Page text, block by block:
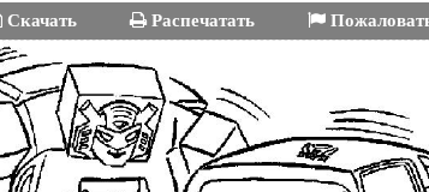
Скачать Распечатать